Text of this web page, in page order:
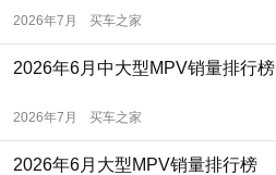
2026年7月 买车之家
2026年6月中大型MPV销量排行榜
2026年7月 买车之家
2026年6月大型MPV销量排行榜